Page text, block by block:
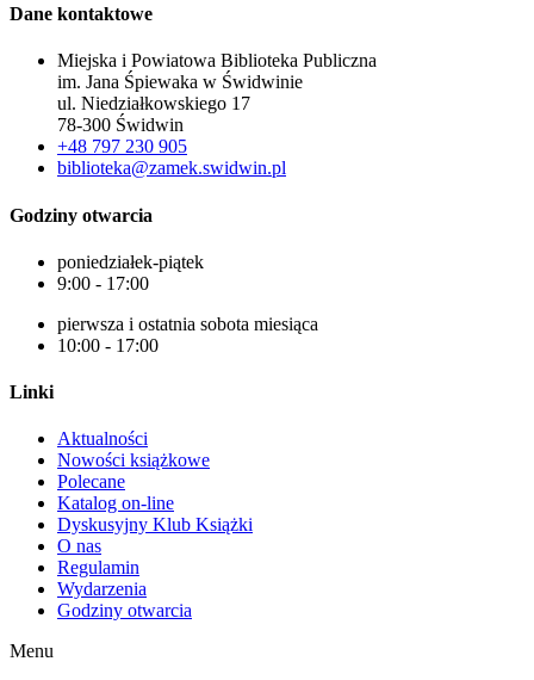
Dane kontaktowe
Miejska i Powiatowa Biblioteka Publiczna
im. Jana Śpiewaka w Świdwinie
ul. Niedziałkowskiego 17
78-300 Świdwin
+48 797 230 905
biblioteka@zamek.swidwin.pl
Godziny otwarcia
poniedziałek-piątek
9:00 - 17:00
pierwsza i ostatnia sobota miesiąca
10:00 - 17:00
Linki
Aktualności
Nowości książkowe
Polecane
Katalog on-line
Dyskusyjny Klub Książki
O nas
Regulamin
Wydarzenia
Godziny otwarcia
Menu